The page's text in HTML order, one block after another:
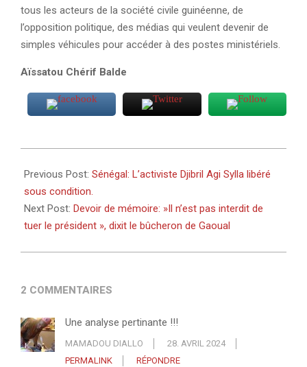
tous les acteurs de la société civile guinéenne, de
l’opposition politique, des médias qui veulent devenir de
simples véhicules pour accéder à des postes ministériels.
Aïssatou Chérif Balde
04-
28
Previous Post: Sénégal: L’activiste Djibril Agi Sylla libéré
sous condition.
Next Post: Devoir de mémoire: »Il n’est pas interdit de
tuer le président », dixit le bûcheron de Gaoual
2 COMMENTAIRES
Une analyse pertinante !!!
MAMADOU DIALLO
28. AVRIL 2024
PERMALINK
RÉPONDRE